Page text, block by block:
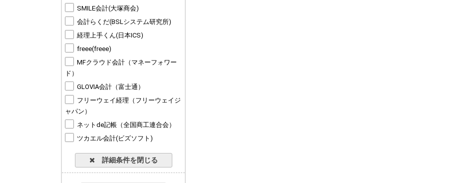
SMILE会計(大塚商会)
会計らくだ(BSLシステム研究所)
経理上手くん(日本ICS)
freee(freee)
MFクラウド会計（マネーフォワー
ド）
GLOVIA会計（富士通）
フリーウェイ経理（フリーウェイジ
ャパン）
ネットde記帳（全国商工連合会）
ツカエル会計(ビズソフト)
詳細条件を閉じる